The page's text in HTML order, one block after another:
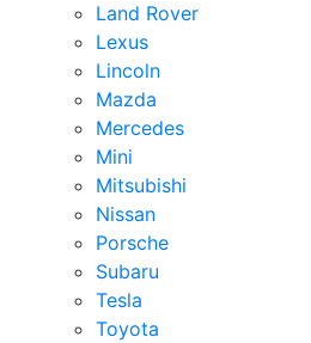
Land Rover
Lexus
Lincoln
Mazda
Mercedes
Mini
Mitsubishi
Nissan
Porsche
Subaru
Tesla
Toyota